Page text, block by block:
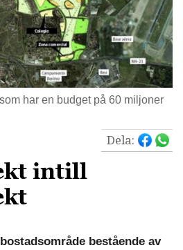
har en budget på 60 miljoner
Dela:
intill
bestående av